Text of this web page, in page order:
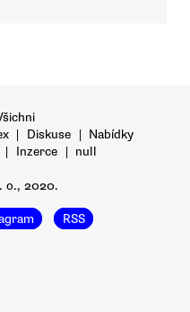
| Diskuse | Nabídky
| Inzerce | null
o., 2020.
RSS